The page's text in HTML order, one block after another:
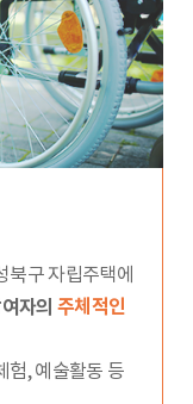
북구 자립주택에
자의주체적인
험, 예술활동 등